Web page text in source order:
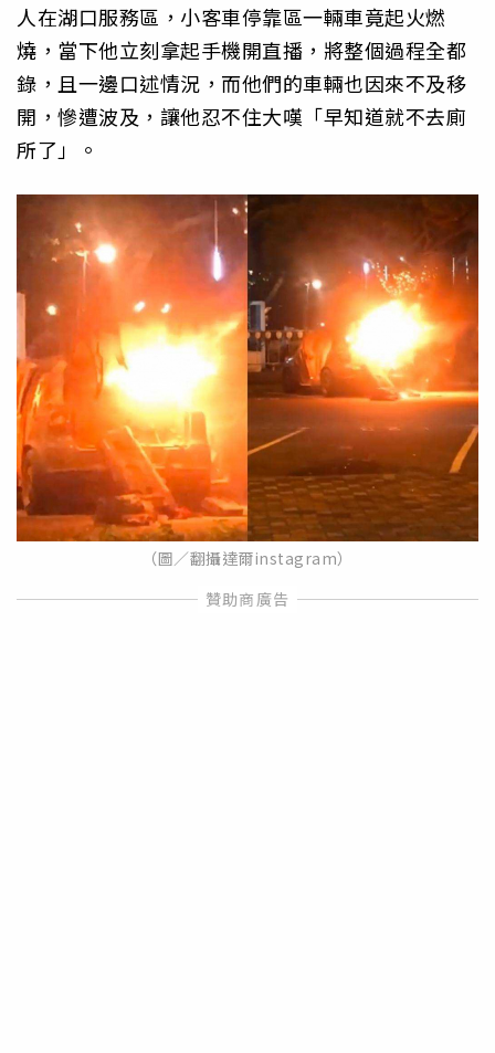
人在湖口服務區，小客車停靠區一輛車竟起火燃
燒，當下他立刻拿起手機開直播，將整個過程全都
錄，且一邊口述情況，而他們的車輛也因來不及移
開，慘遭波及，讓他忍不住大嘆「早知道就不去廁
所了」。
（圖／翻攝達爾instagram）